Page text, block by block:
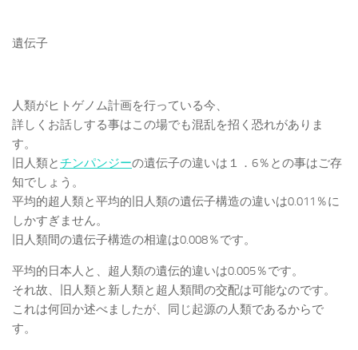
遺伝子
人類がヒトゲノム計画を行っている今、
詳しくお話しする事はこの場でも混乱を招く恐れがありま
す。
旧人類とチンパンジーの遺伝子の違いは１．6％との事はご存
知でしょう。
平均的超人類と平均的旧人類の遺伝子構造の違いは0.011％に
しかすぎません。
旧人類間の遺伝子構造の相違は0.008％です。
平均的日本人と、超人類の遺伝的違いは0.005％です。
それ故、旧人類と新人類と超人類間の交配は可能なのです。
これは何回か述べましたが、同じ起源の人類であるからで
す。